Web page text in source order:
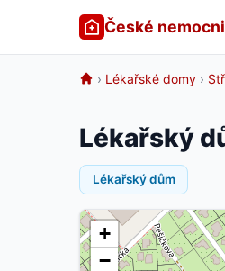
České
› Lékařské domy ›
Lékařský
Lékařský dům
+
−